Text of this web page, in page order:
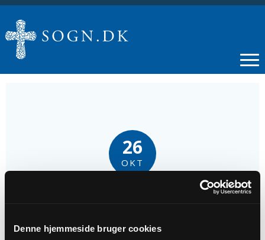
Denne hjemmeside bruger cookies
26
OKT
Tidspunkt